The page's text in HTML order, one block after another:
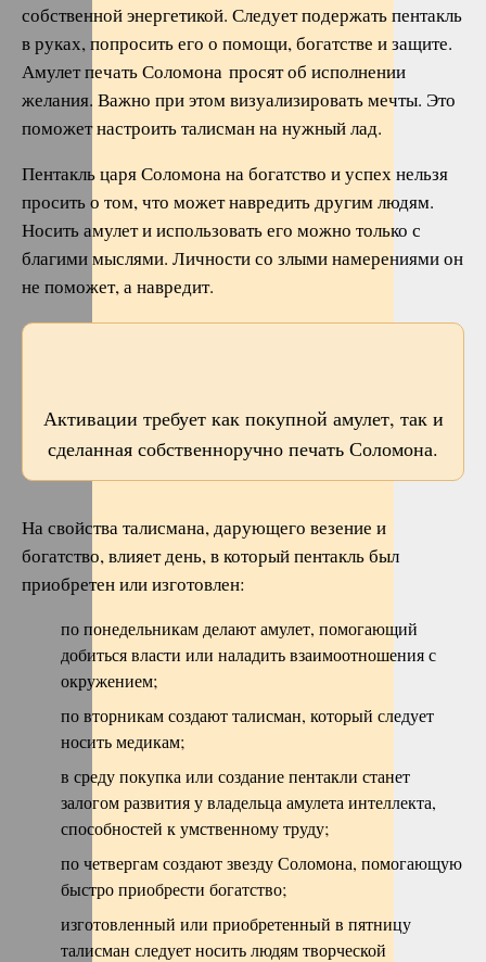
собственной энергетикой. Следует подержать пентакль
в руках, попросить его о помощи, богатстве и защите.
Амулет печать Соломона просят об исполнении
желания. Важно при этом визуализировать мечты. Это
поможет настроить талисман на нужный лад.
Пентакль царя Соломона на богатство и успех нельзя
просить о том, что может навредить другим людям.
Носить амулет и использовать его можно только с
благими мыслями. Личности со злыми намерениями он
не поможет, а навредит.
Активации требует как покупной амулет, так и
сделанная собственноручно печать Соломона.
На свойства талисмана, дарующего везение и
богатство, влияет день, в который пентакль был
приобретен или изготовлен:
по понедельникам делают амулет, помогающий
добиться власти или наладить взаимоотношения с
окружением;
по вторникам создают талисман, который следует
носить медикам;
в среду покупка или создание пентакли станет
залогом развития у владельца амулета интеллекта,
способностей к умственному труду;
по четвергам создают звезду Соломона, помогающую
быстро приобрести богатство;
изготовленный или приобретенный в пятницу
талисман следует носить людям творческой